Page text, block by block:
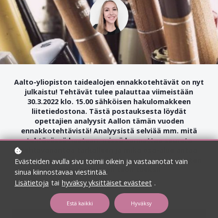
Aalto-yliopiston taidealojen ennakkotehtävät on nyt
julkaistu! Tehtävät tulee palauttaa viimeistään
30.3.2022 klo. 15.00 sähköisen hakulomakkeen
liitetiedostona. Tästä postauksesta löydät
opettajien analyysit Aallon tämän vuoden
ennakkotehtävistä! Analyysistä selviää mm. mitä
tehtävässä haetaan, missä kannattaa seurata
tehtävänantoa tarkalleen ja mikä osa-alue antaa
enemmän tilaa luovuudelle. Nappaa ammattilaisten
vinkit tehtävien teon tueksi!
Evästeiden avulla sivu toimii oikein ja vastaanotat vain
sinua kiinnostavaa viestintää.
Lisätietoja tai hyväksy yksittäiset evästeet .
Estä kaikki Hyväksy